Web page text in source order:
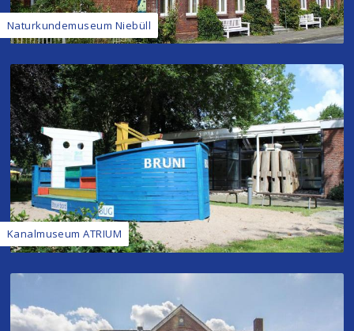
Naturkundemuseum Niebüll
Kanalmuseum ATRIUM